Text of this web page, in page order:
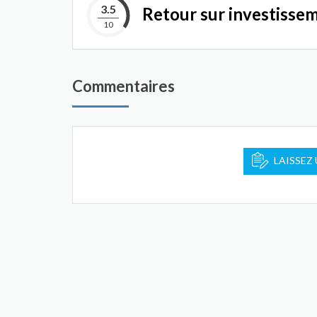
3.5
10
Retour sur
Commentaires
LAISSEZ